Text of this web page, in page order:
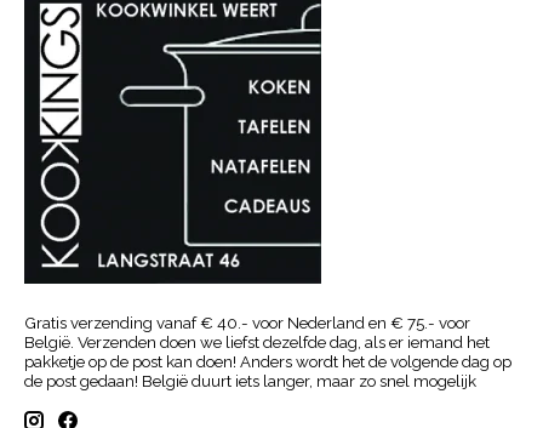
Gratis verzending vanaf € 40.- voor Nederland en € 75.- voor
België. Verzenden doen we liefst dezelfde dag, als er iemand het
pakketje op de post kan doen! Anders wordt het de volgende dag op
de post gedaan! België duurt iets langer, maar zo snel mogelijk